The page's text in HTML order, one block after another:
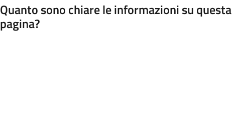
Quanto sono chiare le informazioni su questa
pagina?